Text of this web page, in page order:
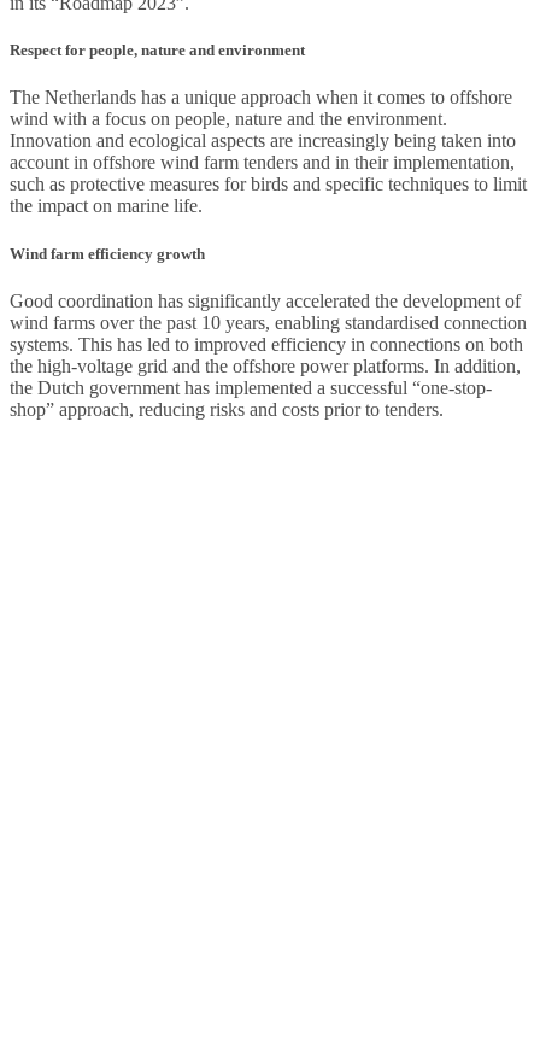
Respect for people, nature and environment
The Netherlands has a unique approach when it comes to offshore
wind with a focus on people, nature and the environment.
Innovation and ecological aspects are increasingly being taken into
account in offshore wind farm tenders and in their implementation,
such as protective measures for birds and specific techniques to limit
the impact on marine life.
Wind farm efficiency growth
Good coordination has significantly accelerated the development of
wind farms over the past 10 years, enabling standardised connection
systems. This has led to improved efficiency in connections on both
the high-voltage grid and the offshore power platforms. In addition,
the Dutch government has implemented a successful “one-stop-
shop” approach, reducing risks and costs prior to tenders.